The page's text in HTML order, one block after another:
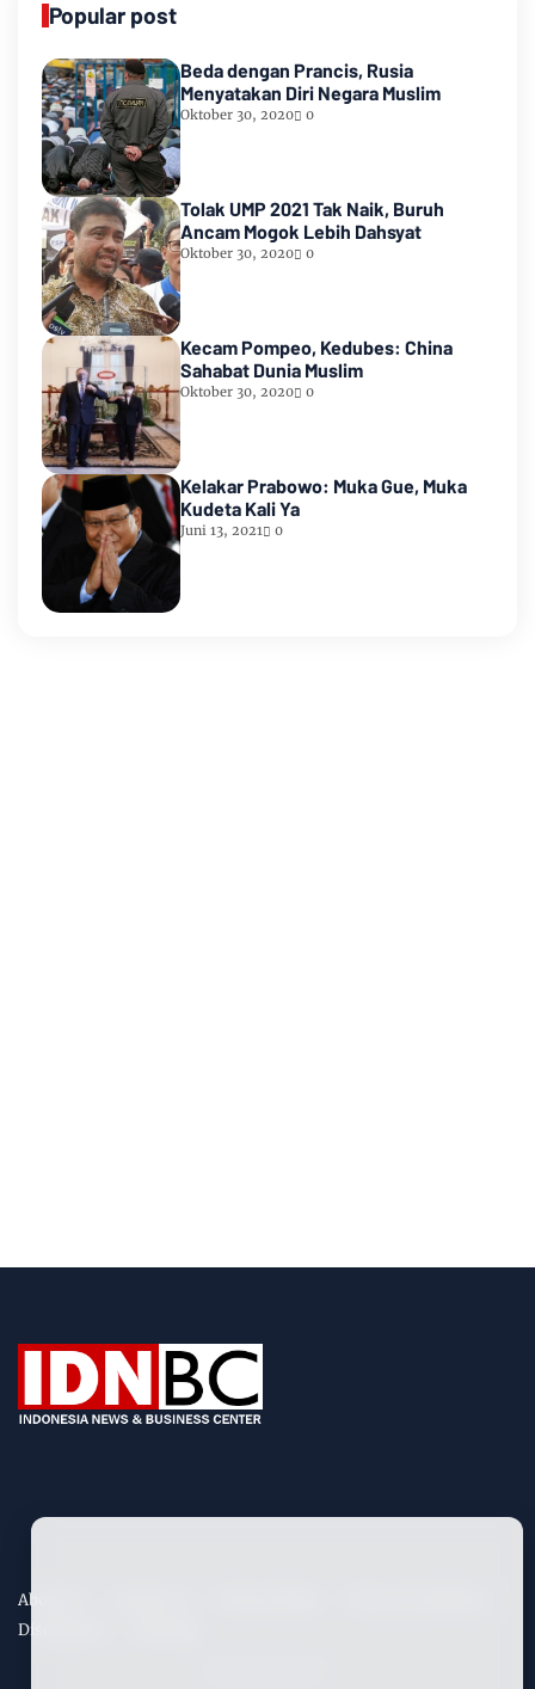
Popular post
Beda dengan Prancis, Rusia
Menyatakan Diri Negara Muslim
Oktober 30, 2020 0
Tolak UMP 2021 Tak Naik, Buruh
Ancam Mogok Lebih Dahsyat
Oktober 30, 2020 0
Kecam Pompeo, Kedubes: China
Sahabat Dunia Muslim
Oktober 30, 2020 0
Kelakar Prabowo: Muka Gue, Muka
Kudeta Kali Ya
Juni 13, 2021 0
About Us
Disclaimers